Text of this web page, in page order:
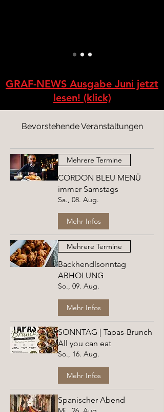
GRAF-NEWS Ausgabe Juni jetzt
lesen! (klick)
Bevorstehende Veranstaltungen
Mehrere Termine
CORDON BLEU MENÜ
immer Samstags
Sa., 08. Aug.
Mehr Infos
Mehrere Termine
Backhendlsonntag
ABHOLUNG
So., 09. Aug.
Mehr Infos
SONNTAG | Tapas-Brunch
All you can eat
So., 16. Aug.
Mehr Infos
Spanischer Abend